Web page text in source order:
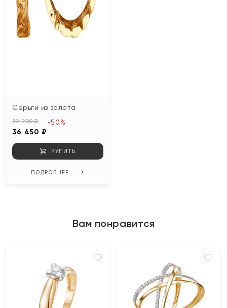
Серьги из золота
72 900 ₽
36 450 ₽
-50%
КУПИТЬ
ПОДРОБНЕЕ
Вам понравится